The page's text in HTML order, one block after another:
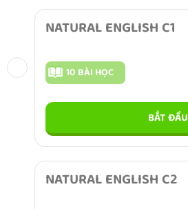
NATURAL ENGLISH C1
10 BÀI HỌC
BẮT ĐẦU
NATURAL ENGLISH C2